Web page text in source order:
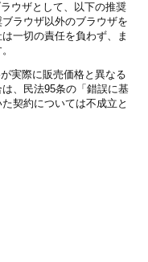
ウザとして、以下の推奨
ラウザ以外のブラウザを
一切の責任を負わず、ま
実際に販売価格と異なる
、民法95条の「錯誤に基
契約については不成立と